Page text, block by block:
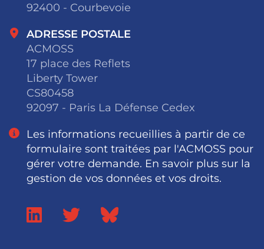
92400 - Courbevoie
ADRESSE POSTALE
ACMOSS
17 place des Reflets
Liberty Tower
CS80458
92097 - Paris La Défense Cedex
Les informations recueillies à partir de ce
formulaire sont traitées par l'ACMOSS pour
gérer votre demande. En savoir plus sur la
gestion de vos données et vos droits.